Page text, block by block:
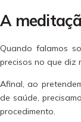
A
Quando falamos
precisos no que diz
Afinal, ao
de saúde,
procedimento.